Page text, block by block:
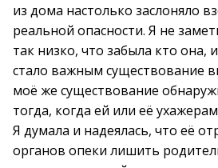
из дома настолько заслоняло
реальной опасности. Я не
так низко, что забыла кто она,
стало важным существование
моё же существование
тогда, когда ей или её
Я думала и надеялась, что её
органов опеки лишить